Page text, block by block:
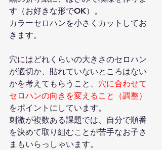
す（お好きな形でOK）。
カラーセロハンを小さくカットしてお
きます。
穴にはどれくらいの大きさのセロハン
が適切か、貼れていないところはない
かを考えてもらうこと、 穴に合わせて
セロハンの向きを変えること（調整）
をポイントにしています。
刺激が複数ある課題では、自分で順番
を決めて取り組むことが苦手なお子さ
まもいらっしゃいます。